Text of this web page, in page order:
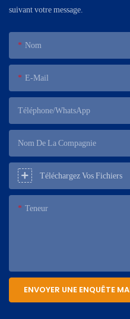
suivant votre message.
Nom
E-Mail
Téléphone/WhatsApp
Nom De La Compagnie
Téléchargez Vos Fichiers
Teneur
ENVOYER UNE ENQUÊTE